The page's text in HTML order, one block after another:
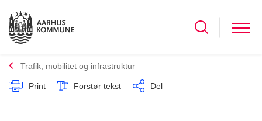
Trafik, mobilitet og infrastruktur
Print Forstør tekst Del